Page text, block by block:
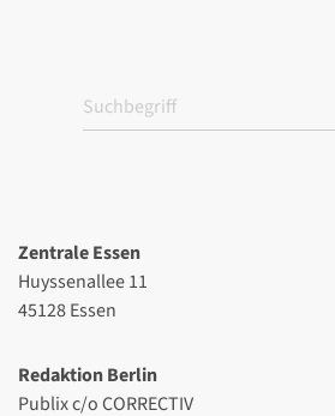
Zentrale Essen
Huyssenallee 11
45128 Essen
Redaktion Berlin
Publix c/o CORRECTIV